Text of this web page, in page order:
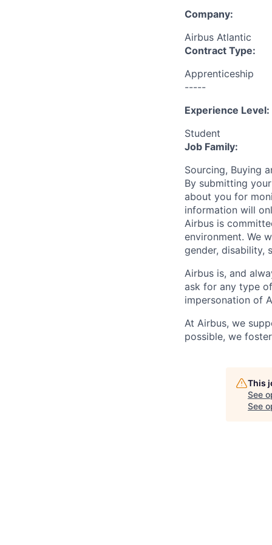
Company:
Airbus Atlantic
Contract Type:
Apprenticeship
-----
Experience Level:
Student
Job Family:
Sourcing, Buying
By submitting
about you for
information will
Airbus is
environment. We
gender, disability,
Airbus is, and
ask for any type
impersonation of
At Airbus, we
possible, we
This
See
See